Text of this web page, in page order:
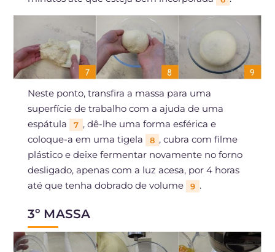
Neste ponto, transfira a massa para uma
superfície de trabalho com a ajuda de uma
espátula
7 , dê-lhe uma forma esférica e
coloque-a em uma tigela
8 , cubra com filme
plástico e deixe fermentar novamente no forno
desligado, apenas com a luz acesa, por 4 horas
até que tenha dobrado de volume
9 .
3º MASSA